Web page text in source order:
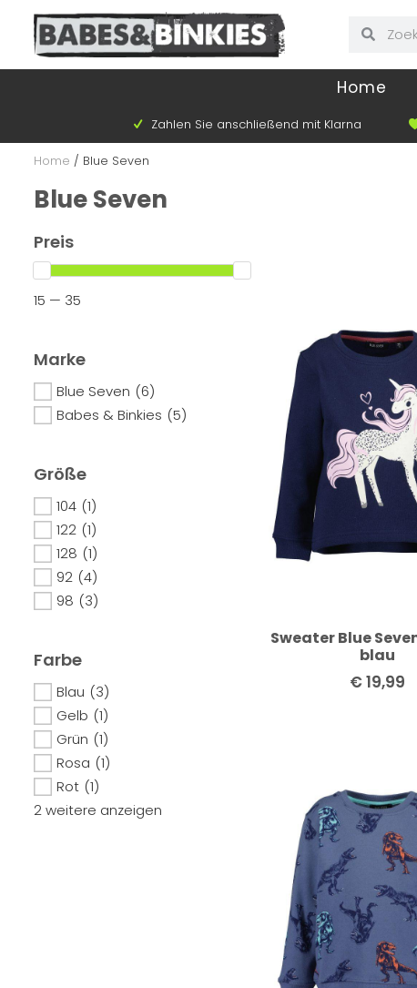
Home
Zahlen Sie anschließend mit Klarna
Home / Blue Seven
Blue Seven
Preis
15 — 35
Marke
Blue Seven (6)
Babes & Binkies (5)
Größe
104 (1)
122 (1)
128 (1)
92 (4)
98 (3)
Farbe
Blau (3)
Gelb (1)
Grün (1)
Rosa (1)
Rot (1)
2 weitere anzeigen
Sweater Blue
blau
€19,99